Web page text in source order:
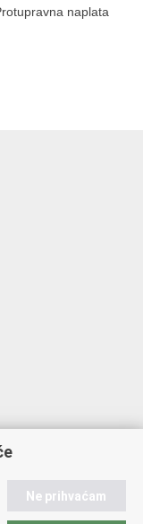
naplata
Ne prihvaćam